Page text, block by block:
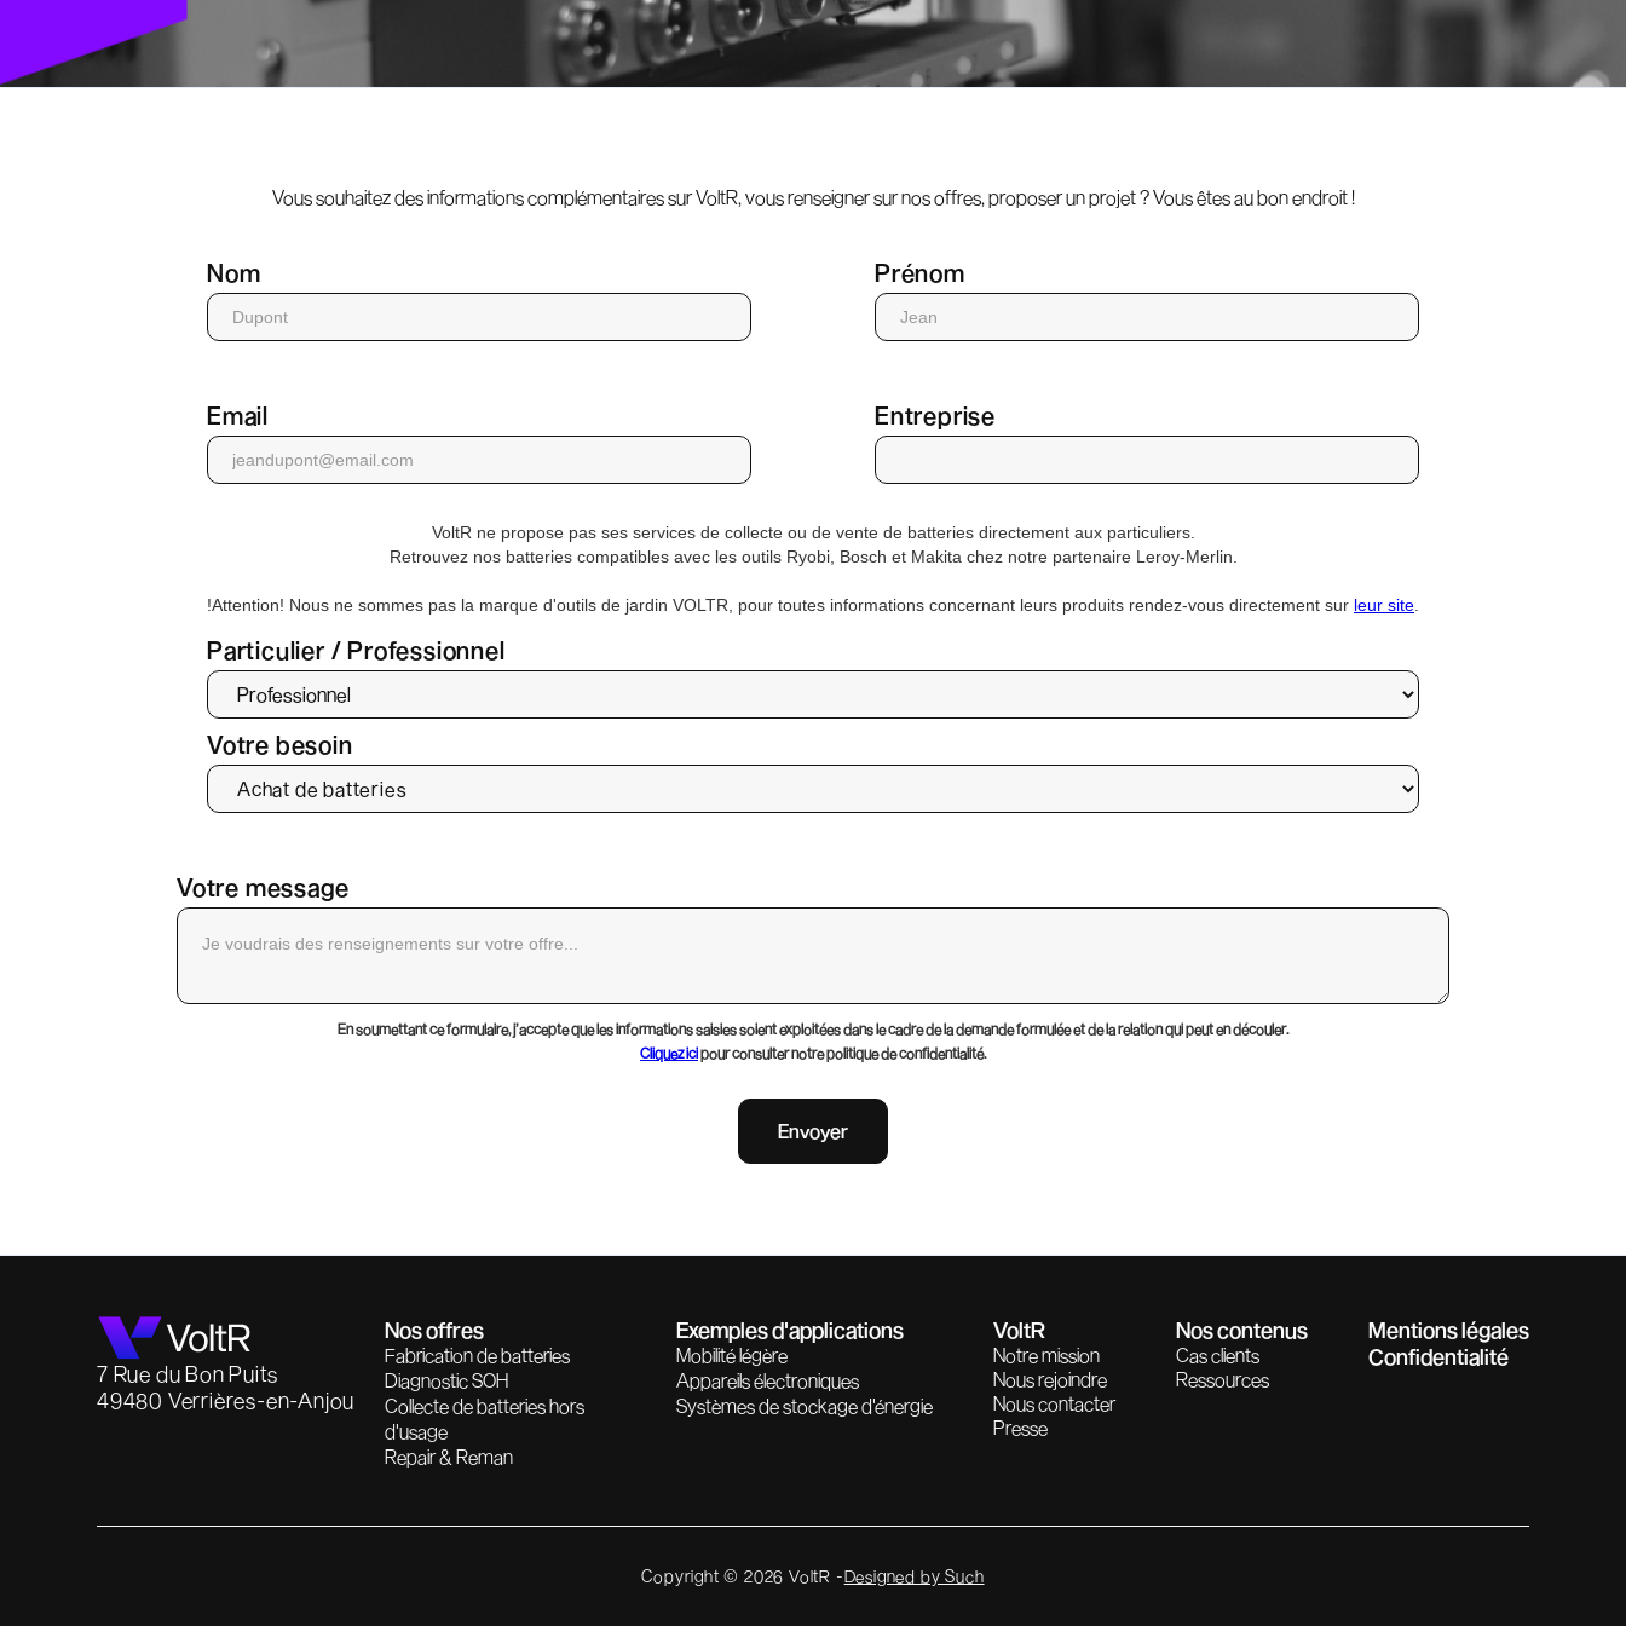
Vous souhaitez des informations complémentaires sur VoltR, vous renseigner sur nos offres, proposer un projet ? Vous êtes au bon endroit !
Nom Prénom
Email Entreprise
VoltR ne propose pas ses services de collecte ou de vente de batteries directement aux particuliers.
Retrouvez nos batteries compatibles avec les outils Ryobi, Bosch et Makita chez notre partenaire Leroy-Merlin.
!Attention! Nous ne sommes pas la marque d'outils de jardin VOLTR, pour toutes informations concernant leurs produits rendez-vous directement sur leur site
Particulier / Professionnel
Votre besoin
Votre message
En soumettant ce formulaire, j’accepte que les informations saisies soient exploitées dans le cadre de la demande formulée et de la relation qui peut en découler.
Cliquez icipour consulter notre politique de confidentialité.
7 Rue du Bon Puits
49480 Verrières-en-Anjou
Nos offres
Fabrication de batteries
Diagnostic SOH
Collecte de batteries hors
d'usage
Repair & Reman
Exemples d'applications
Mobilité légère
Appareils électroniques
Systèmes de stockage d'énergie
VoltR
Notre mission
Nous rejoindre
Nous contacter
Presse
Nos contenus
Cas clients
Ressources
Mentions légales
Confidentialité
Copyright © 2026 VoltR -Designed by Such